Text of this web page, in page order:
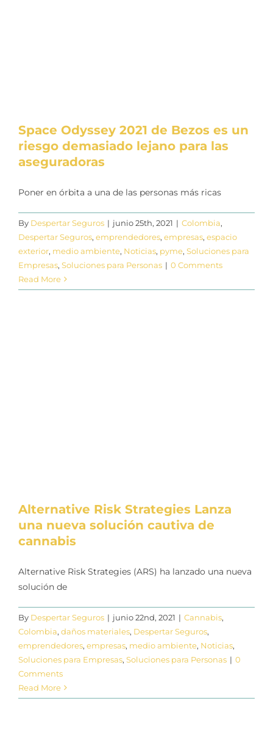
Space Odyssey 2021 de Bezos es un
riesgo demasiado lejano para las
aseguradoras
Poner en órbita a una de las personas más ricas
By Despertar Seguros | junio 25th, 2021 | Colombia,
Despertar Seguros, emprendedores, empresas, espacio
exterior, medio ambiente, Noticias, pyme, Soluciones para
Empresas, Soluciones para Personas | 0 Comments
Read More
Alternative Risk Strategies Lanza
una nueva solución cautiva de
cannabis
Alternative Risk Strategies (ARS) ha lanzado una nueva
solución de
By Despertar Seguros | junio 22nd, 2021 | Cannabis,
Colombia, daños materiales, Despertar Seguros,
emprendedores, empresas, medio ambiente, Noticias,
Soluciones para Empresas, Soluciones para Personas | 0
Comments
Read More